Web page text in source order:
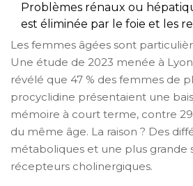
Problèmes rénaux ou
est éliminée par le foie et les
Les femmes âgées sont
Une étude de 2023 menée à
révélé que 47 % des femmes de
procyclidine présentaient une
mémoire à court terme, contre
du même âge. La raison ? Des
métaboliques et une plus grande
récepteurs cholinergiques.